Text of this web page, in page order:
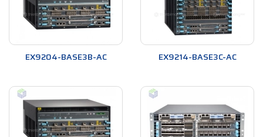
EX9204-BASE3B-AC EX9214-BASE3C-AC